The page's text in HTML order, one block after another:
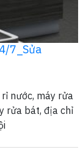
7_Sửa
nước, máy rửa
rửa bát, địa chỉ